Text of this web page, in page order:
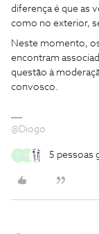
diferença é que as
como no exterior,
Neste momento,
encontram
questão à
convosco.
@Diogo
M 5 pessoas